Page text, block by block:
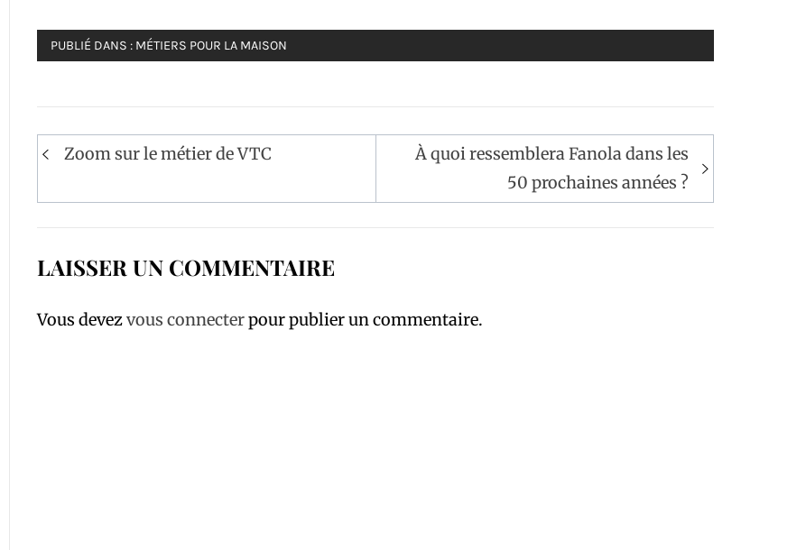
PUBLIÉ DANS : MÉTIERS POUR LA MAISON
Navigation
l’article
Zoom sur le métier de VTC
À quoi ressemblera Fanola dans les
50 prochaines années ?
LAISSER UN COMMENTAIRE
Vous devezvous connecterpour publier un commentaire.